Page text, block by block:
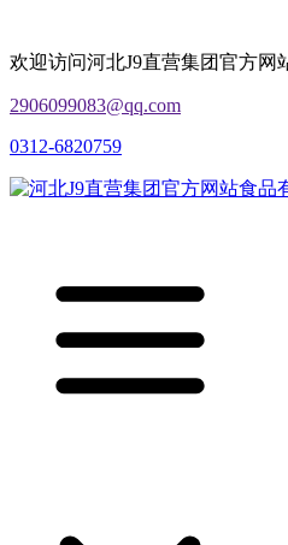
欢迎访问河北J9直营集团官方网
2906099083@qq.com
0312-6820759